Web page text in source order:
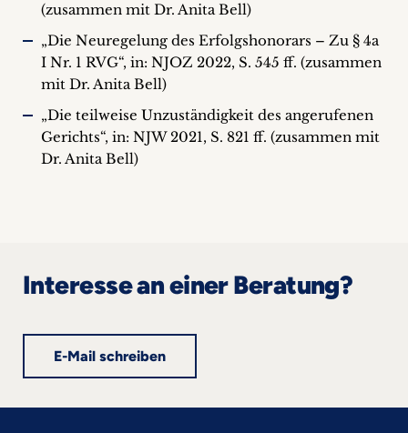
(zusammen mit Dr. Anita Bell)
„Die Neuregelung des Erfolgshonorars – Zu § 4a
I Nr. 1 RVG“, in: NJOZ 2022, S. 545 ff. (zusammen
mit Dr. Anita Bell)
„Die teilweise Unzuständigkeit des angerufenen
Gerichts“, in: NJW 2021, S. 821 ff. (zusammen mit
Dr. Anita Bell)
Interesse an einer Beratung?
E-Mail schreiben